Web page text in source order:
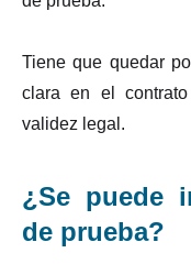
Tiene que quedar
clara en el
validez legal.
¿Se puede
de prueba?